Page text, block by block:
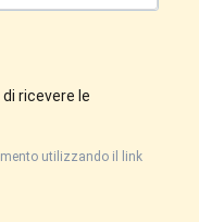
ricevere le
utilizzando il link